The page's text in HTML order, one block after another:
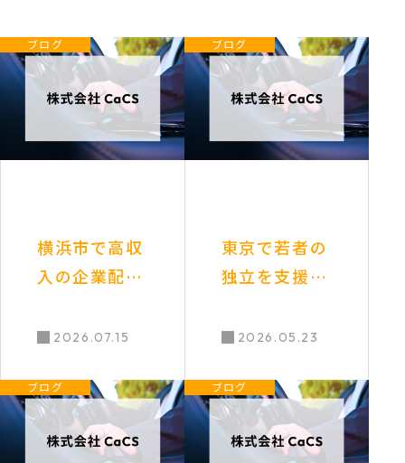
ブログ
横浜市で高収
入の企業配ド
未経験でも月
を目指せる仕
事の魅力
2026.07.15
ブログ
東京で若者の
独立を支援！
る新しい働き
2026.05.23
ブログ ブログ